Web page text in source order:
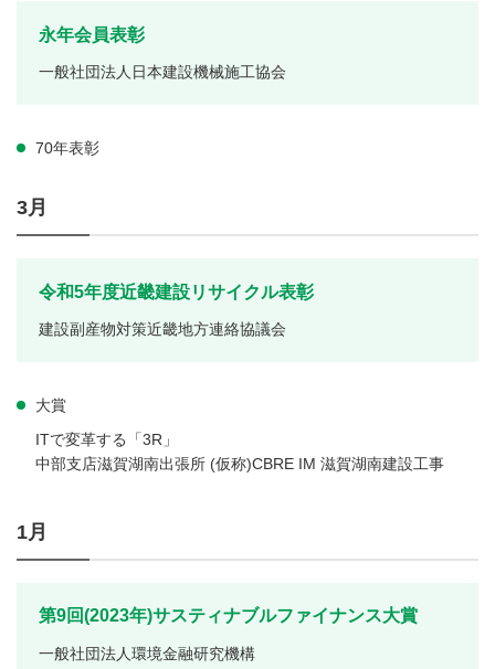
永年会員表彰
一般社団法人日本建設機械施工協会
70年表彰
3月
令和5年度近畿建設リサイクル表彰
建設副産物対策近畿地方連絡協議会
大賞
ITで変革する「3R」
中部支店滋賀湖南出張所 (仮称)CBRE IM 滋賀湖南建設工事
1月
第9回(2023年)サスティナブルファイナンス大賞
一般社団法人環境金融研究機構